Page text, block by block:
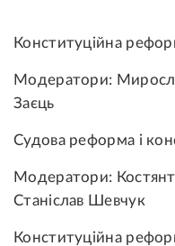
Конституційна
Модератори:
Заєць
Судова реформа і
Модератори:
Станіслав Шевчук
Конституційна